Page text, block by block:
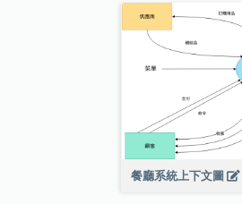
餐廳系統上下文圖